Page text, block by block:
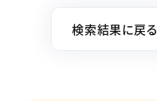
検索結果に戻る